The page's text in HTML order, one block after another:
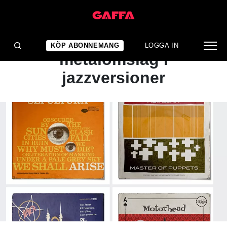
KÖP ABONNEMANG LOGGA IN
NYHET
Se klassiska
metalomslag i
jazzversioner